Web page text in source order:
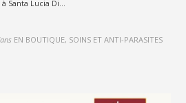
à Santa Lucia Di...
EN BOUTIQUE, SOINS ET ANTI-PARASITES